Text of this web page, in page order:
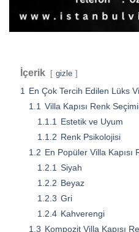
İçerik gizle
1
En Çok Tercih Edilen Lüks
1.1 Villa Kapısı Renk
1.1.1
Estetik ve Uyum
1.1.2 Renk Psikolojisi
1.2 En Popüler Villa Kapısı
1.2.1 Siyah
1.2.2 Beyaz
1.2.3 Gri
1.2.4 Kahverengi
1.3 Kompozit Villa Kapısı